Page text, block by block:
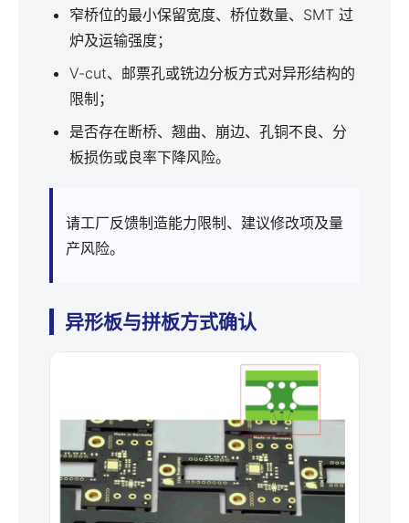
窄桥位的最小保留宽度、桥位数量、SMT 过
炉及运输强度；
V-cut、邮票孔或铣边分板方式对异形结构的
限制；
是否存在断桥、翘曲、崩边、孔铜不良、分
板损伤或良率下降风险。
请工厂反馈制造能力限制、建议修改项及量
产风险。
异形板与拼板方式确认